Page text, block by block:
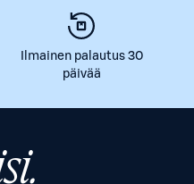
Ilmainen palautus 30
päivää